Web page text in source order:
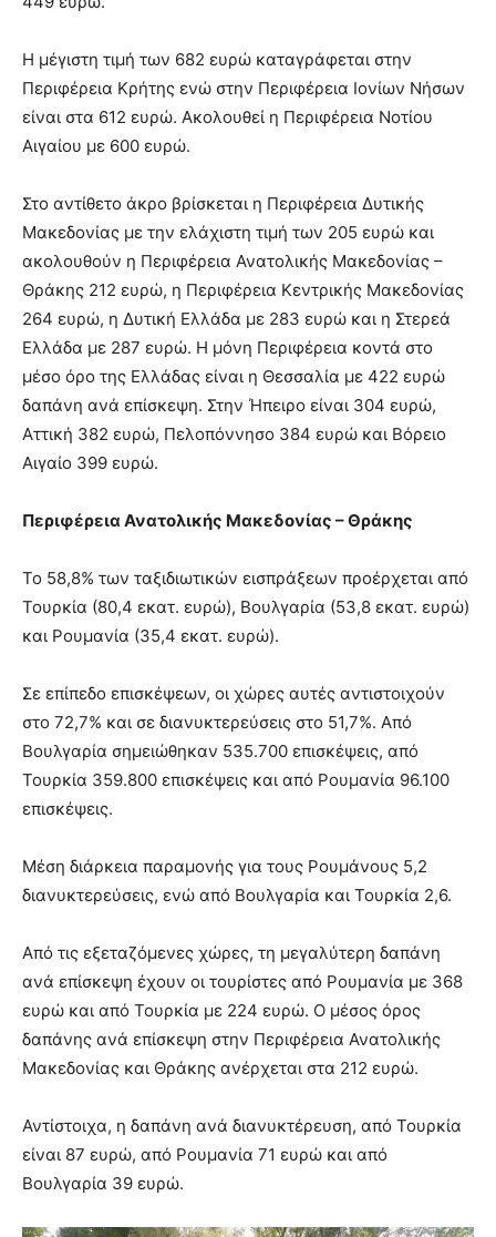
Η μέγιστη τιμή των 682 ευρώ καταγράφεται στην
Περιφέρεια Κρήτης ενώ στην Περιφέρεια Ιονίων Νήσων
είναι στα 612 ευρώ. Ακολουθεί η Περιφέρεια Νοτίου
Αιγαίου με 600 ευρώ.
Στο αντίθετο άκρο βρίσκεται η Περιφέρεια Δυτικής
Μακεδονίας με την ελάχιστη τιμή των 205 ευρώ και
ακολουθούν η Περιφέρεια Ανατολικής Μακεδονίας –
Θράκης 212 ευρώ, η Περιφέρεια Κεντρικής Μακεδονίας
264 ευρώ, η Δυτική Ελλάδα με 283 ευρώ και η Στερεά
Ελλάδα με 287 ευρώ. Η μόνη Περιφέρεια κοντά στο
μέσο όρο της Ελλάδας είναι η Θεσσαλία με 422 ευρώ
δαπάνη ανά επίσκεψη. Στην Ήπειρο είναι 304 ευρώ,
Αττική 382 ευρώ, Πελοπόννησο 384 ευρώ και Βόρειο
Αιγαίο 399 ευρώ.
Περιφέρεια Ανατολικής Μακεδονίας – Θράκης
Το 58,8% των ταξιδιωτικών εισπράξεων προέρχεται από
Τουρκία (80,4 εκατ. ευρώ), Βουλγαρία (53,8 εκατ. ευρώ)
και Ρουμανία (35,4 εκατ. ευρώ).
Σε επίπεδο επισκέψεων, οι χώρες αυτές αντιστοιχούν
στο 72,7% και σε διανυκτερεύσεις στο 51,7%. Από
Βουλγαρία σημειώθηκαν 535.700 επισκέψεις, από
Τουρκία 359.800 επισκέψεις και από Ρουμανία 96.100
επισκέψεις.
Μέση διάρκεια παραμονής για τους Ρουμάνους 5,2
διανυκτερεύσεις, ενώ από Βουλγαρία και Τουρκία 2,6.
Από τις εξεταζόμενες χώρες, τη μεγαλύτερη δαπάνη
ανά επίσκεψη έχουν οι τουρίστες από Ρουμανία με 368
ευρώ και από Τουρκία με 224 ευρώ. Ο μέσος όρος
δαπάνης ανά επίσκεψη στην Περιφέρεια Ανατολικής
Μακεδονίας και Θράκης ανέρχεται στα 212 ευρώ.
Αντίστοιχα, η δαπάνη ανά διανυκτέρευση, από Τουρκία
είναι 87 ευρώ, από Ρουμανία 71 ευρώ και από
Βουλγαρία 39 ευρώ.